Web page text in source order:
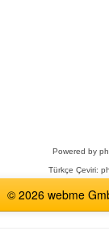
Powered by
Türkçe Çeviri:
© 2026 webme